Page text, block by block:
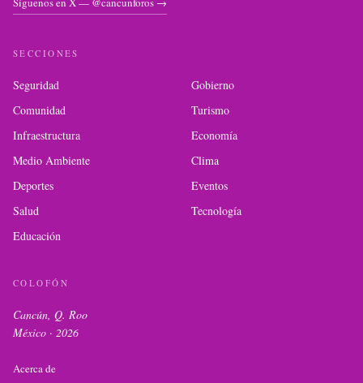
SECCIONES
Seguridad
Gobierno
Comunidad
Turismo
Infraestructura
Economía
Medio Ambiente
Clima
Deportes
Eventos
Salud
Tecnología
Educación
COLOFÓN
Cancún, Q. Roo
México · 2026
Acerca de